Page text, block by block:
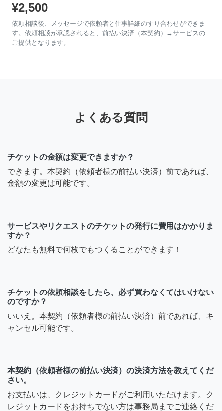
¥2,500
依頼相談後、メッセージで依頼者と仕事詳細のすり合わせができま
す。依頼相談が承認されると、前払い決済（本契約）→サービスの
ご提供となります。
よくある質問
チケットの金額は変更できますか？
できます。本契約（依頼者様の前払い決済）前であれば、
金額の変更は可能です。
サービスやリクエストのチケットの発行に費用はかかりま
すか？
どなたも無料で何枚でもつくることができます！
チケットの依頼相談をしたら、必ず買わなくてはいけない
のですか？
いいえ。本契約（依頼者様の前払い決済）前であれば、キ
ャンセル可能です。
本契約（依頼者様の前払い決済）の決済方法を教えてくだ
さい。
お支払いは、クレジットカードがご利用いただけます。ク
レジットカードをお持ちでない方は事務局までご連絡くだ